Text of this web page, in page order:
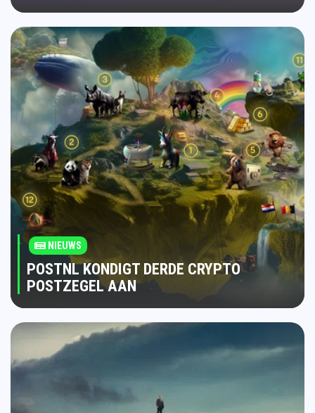
NIEUWS
POSTNL KONDIGT DERDE CRYPTO
POSTZEGEL AAN